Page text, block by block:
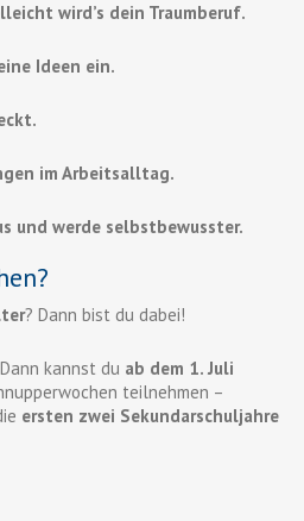
wird’s dein Traumberuf.
Ideen ein.
im Arbeitsalltag.
und werde selbstbewusster.
? Dann bist du dabei!
kannst du ab dem 1. Juli
teilnehmen –
ersten zwei Sekundarschuljahre